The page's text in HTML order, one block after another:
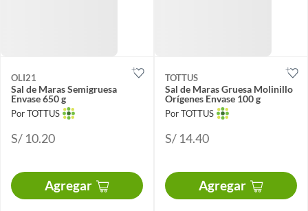
OLI21
Sal de Maras Semigruesa
Envase 650 g
Por TOTTUS
S/ 10.20
Agregar
TOTTUS
Sal de Maras Gruesa Molinillo
Orígenes Envase 100 g
Por TOTTUS
S/ 14.40
Agregar